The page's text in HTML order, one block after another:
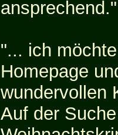
ansprechend."
"... ich
Homepage
wundervollen
Auf der